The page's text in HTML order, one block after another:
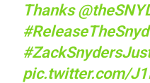
Thanks
pic.twitter.com/